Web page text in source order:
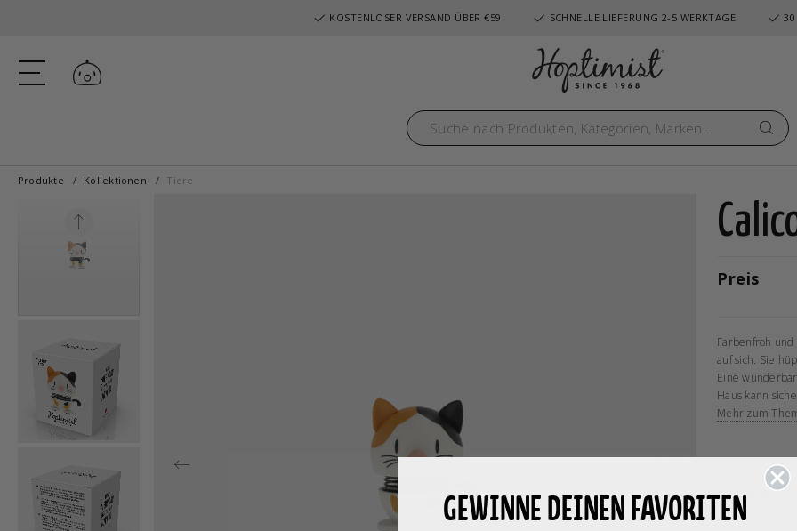
KOSTENLOSER VERSAND ÜBER €59 SCHNELLE LIEFERUNG 2-5 WERKTAGE 30
Einloggen
Produkte Kollektionen Tiere
Preis
Farbenfroh
auf sich. Sie
Eine
Haus kann
H 5,3 cm, D 4,2
1960er Jahre
die eine
obwohl die
Unruhen
Mehr zum
GrößeXS
GEWINNE DEINEN FAVORITEN